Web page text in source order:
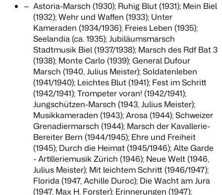
Astoria-Marsch (1930); Ruhig Blut (1931); Mein Biel
(1932); Wehr und Waffen (1933); Unter
Kameraden (1934/1936); Freies Leben (1935);
Seelandia (ca. 1935); Jubiläumsmarsch
Stadtmusik Biel (1937/1938); Marsch des Rdf Bat 3
(1938); Monte Carlo (1939); General Dufour
Marsch (1940, Julius Meister); Soldatenleben
(1941/1940); Leichtes Blut (1941); Fest im Schritt
(1942/1941); Trompeter voran! (1942/1941);
Jungschützen-Marsch (1943, Julius Meister);
Musikkameraden (1943); Arosa (1944); Schweizer
Grenadiermarsch (1944); Marsch der Kavallerie-
Bereiter Bern (1944/1945); Ehre und Freiheit
(1945); Durch die Heimat (1945/1946); Alte Garde
- Artilleriemusik Zürich (1946); Neue Welt (1946,
Julius Meister); Mit leichtem Schritt (1946/1947);
Florida (1947, Achille Duroc); Die Wacht am Jura
(1947, Max H. Forster); Erinnerungen (1947);